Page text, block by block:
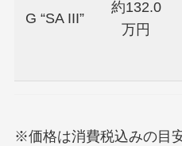
G “SA III”
約132.0
万円
※価格は消費税込みの目